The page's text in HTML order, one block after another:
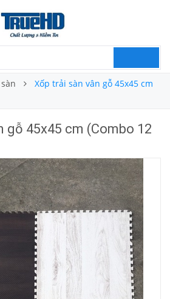
Xốp trải sàn vân gỗ 45x45 cm
gỗ 45x45 cm (Combo 12